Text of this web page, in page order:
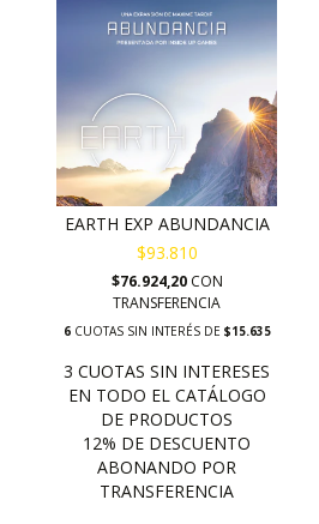
EARTH EXP ABUNDANCIA
$93.810
$76.924,20 CON
TRANSFERENCIA
6CUOTAS SIN INTERÉS DE $15.635